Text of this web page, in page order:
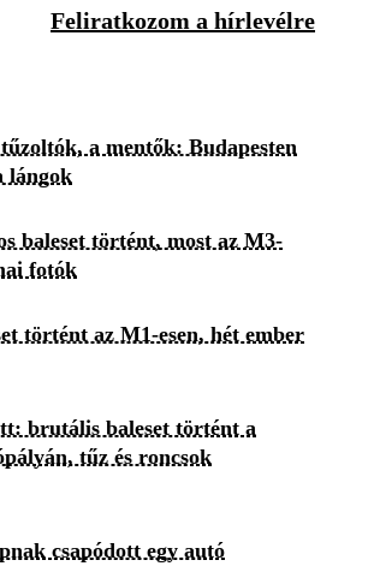
Feliratkozom a hírlevélre
a mentők: Budapesten
lángok
baleset történt, most az M3-
fotók
történt az M1-esen, hét ember
brutális baleset történt a
tűz és roncsok
csapódott egy autó